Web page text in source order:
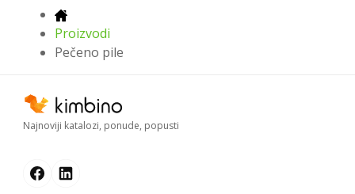
Proizvodi
Pečeno pile
Najnoviji katalozi, ponude, popusti